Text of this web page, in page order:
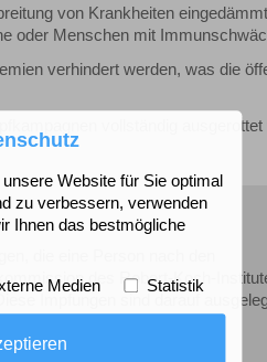
von Krankheiten
oder Menschen mit
verhindert werden, was die
vollständig ausgerottet
die eine Person nach den
des Robert-Koch-
Impfungen sind darauf
vor schweren
Website für Sie optimal
zu verbessern, verwenden
Ihnen das bestmögliche
Medien Statistik